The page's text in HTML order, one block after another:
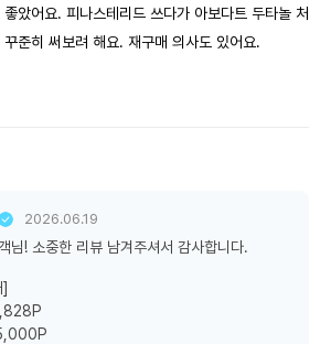
았어요. 피나스테리드 쓰다가 아보다트 두타놀 처
준히 써보려 해요. 재구매 의사도 있어요.
2026.06.19
님! 소중한 리뷰 남겨주셔서 감사합니다.